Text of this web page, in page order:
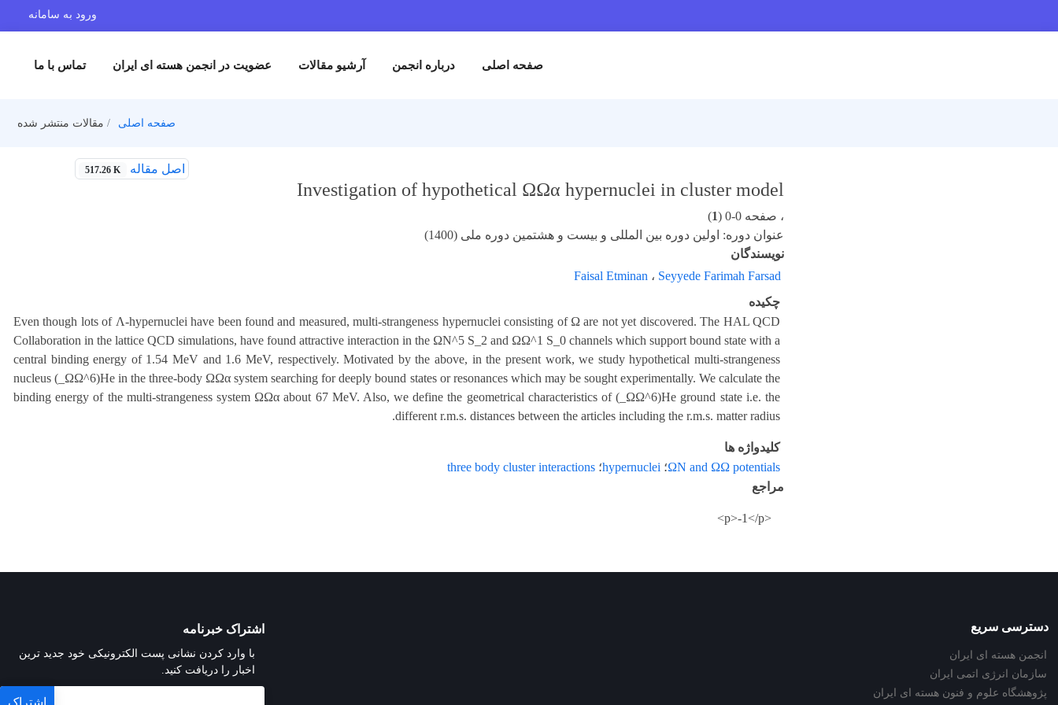
ورود به سامانه
صفحه اصلی درباره انجمن آرشیو مقالات عضویت در انجمن هسته ای ایران تماس با ما
صفحه اصلی مقالات منتشر شده
اصل مقاله 517.26 K
Investigation of hypothetical ΩΩα hypernuclei in cluster model
، صفحه 0-0 ( 1
)
عنوان دوره: اولین دوره بین المللی و بیست و هشتمین دوره ملی (1400)
نویسندگان
Faisal Etminan ، Seyyede Farimah Farsad
چکیده
Even though lots of Λ-hypernuclei have been found and measured, multi-strangeness hypernuclei consisting of Ω are not yet discovered. The HAL QCD
Collaboration in the lattice QCD simulations, have found attractive interaction in the ΩN^5 S_2 and ΩΩ^1 S_0 channels which support bound state with a
central binding energy of 1.54 MeV and 1.6 MeV, respectively. Motivated by the above, in the present work, we study hypothetical multi-strangeness
nucleus (_ΩΩ^6)He in the three-body ΩΩα system searching for deeply bound states or resonances which may be sought experimentally. We calculate the
binding energy of the multi-strangeness system ΩΩα about 67 MeV. Also, we define the geometrical characteristics of (_ΩΩ^6)He ground state i.e. the
different r.m.s. distances between the articles including the r.m.s. matter radius.
کلیدواژه ها
ΩN and ΩΩ potentials؛ hypernuclei؛ three body cluster interactions
مراجع
<p>-1</p>
دسترسی سریع
انجمن هسته ای ایران
سازمان انرژی اتمی ایران
پژوهشگاه علوم و فنون هسته ای ایران
اشتراک خبرنامه
با وارد کردن نشانی پست الکترونیکی خود جدید ترین
اخبار را دریافت کنید.